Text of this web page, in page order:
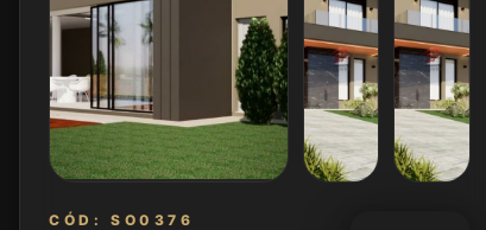
CÓD: SO0376